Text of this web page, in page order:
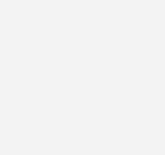
hat, fehlt es
(so
Juni 2012 L 2 U
11. Dezember